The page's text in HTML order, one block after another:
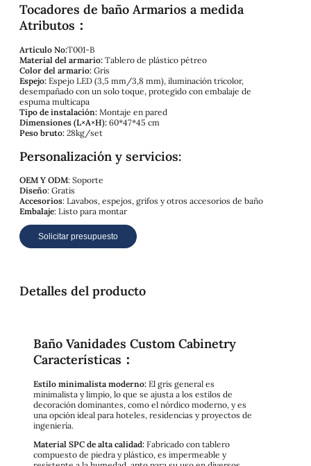
Tocadores de baño Armarios a medida
Atributos：
Artículo No:T001-B
Material del armario: Tablero de plástico pétreo
Color del armario: Gris
Espejo: Espejo LED (3,5 mm/3,8 mm), iluminación tricolor,
desempañado con un solo toque, protegido con embalaje de
espuma multicapa
Tipo de instalación: Montaje en pared
Dimensiones (L×A×H): 60*47*45 cm
Peso bruto: 28kg/set
Personalización y servicios:
OEM Y ODM: Soporte
Diseño: Gratis
Accesorios: Lavabos, espejos, grifos y otros accesorios de baño
Embalaje: Listo para montar
Solicitar presupuesto
Detalles del producto
Baño Vanidades Custom Cabinetry
Características：
Estilo minimalista moderno: El gris general es
minimalista y limpio, lo que se ajusta a los estilos de
decoración dominantes, como el nórdico moderno, y es
una opción ideal para hoteles, residencias y proyectos de
ingeniería.
Material SPC de alta calidad: Fabricado con tablero
compuesto de piedra y plástico, es impermeable y